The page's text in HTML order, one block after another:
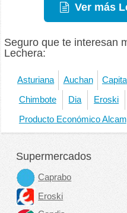
Ver más
Seguro que te interesan
Lechera:
Asturiana Auchan
Chimbote Dia Eroski
Producto Económico
Supermercados
Caprabo
Eroski